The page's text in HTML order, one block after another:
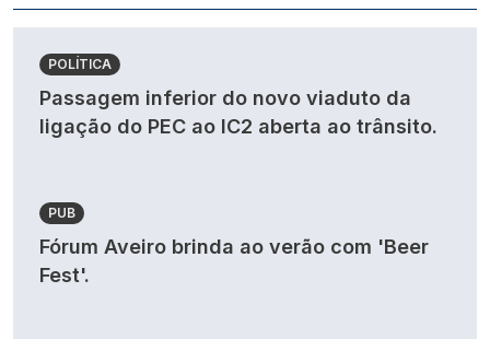
POLÍTICA
Passagem inferior do novo viaduto da
ligação do PEC ao IC2 aberta ao trânsito.
PUB
Fórum Aveiro brinda ao verão com 'Beer
Fest'.